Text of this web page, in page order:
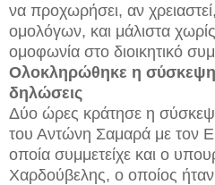
να προχωρήσει, αν
ομολόγων, και μάλιστα
ομοφωνία στο διοικητικό
Ολοκληρώθηκε η
δηλώσεις
Δύο ώρες κράτησε η
του Αντώνη Σαμαρά με τον
οποία συμμετείχε και ο
Χαρδούβελης, ο οποίος